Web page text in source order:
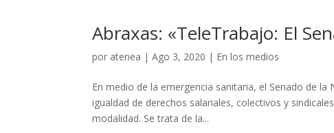
Abraxas: «TeleTrabajo: El
por atenea |Ago 3, 2020 | En los medios
En medio de la emergencia sanitaria, el Senado de
igualdad de derechos salariales, colectivos y
modalidad. Se trata de la...